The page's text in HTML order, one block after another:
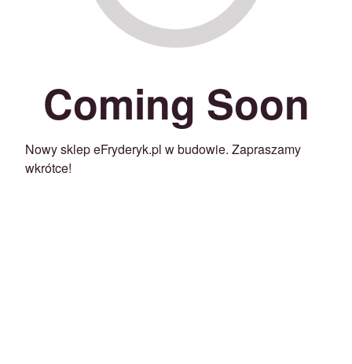
Coming Soon
Nowy sklep eFryderyk.pl w budowie. Zapraszamy
wkrótce!